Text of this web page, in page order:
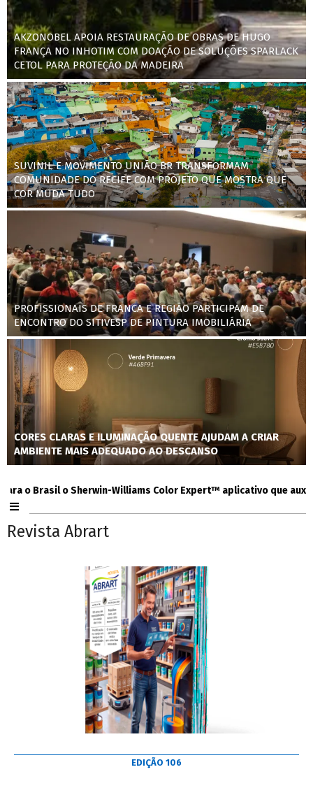
AKZONOBEL APOIA RESTAURAÇÃO DE OBRAS DE HUGO
FRANÇA NO INHOTIM COM DOAÇÃO DE SOLUÇÕES SPARLACK
CETOL PARA PROTEÇÃO DA MADEIRA
SUVINIL E MOVIMENTO UNIÃO BR TRANSFORMAM
COMUNIDADE DO RECIFE COM PROJETO QUE MOSTRA QUE
COR MUDA TUDO
PROFISSIONAIS DE FRANCA E REGIÃO PARTICIPAM DE
ENCONTRO DO SITIVESP DE PINTURA IMOBILIÁRIA
CORES CLARAS E ILUMINAÇÃO QUENTE AJUDAM A CRIAR
AMBIENTE MAIS ADEQUADO AO DESCANSO
Brasil o Sherwin-Williams Color Expert™ aplicativo que auxilia
Revista Abrart
EDIÇÃO 106